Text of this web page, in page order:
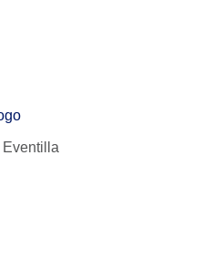
Eventilla